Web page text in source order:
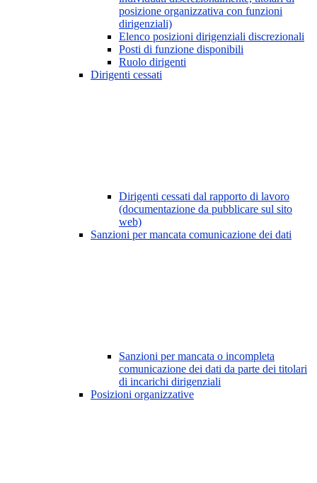
posizione organizzativa con funzioni
dirigenziali)
Elenco posizioni dirigenziali discrezionali
Posti di funzione disponibili
Ruolo dirigenti
Dirigenti cessati
Dirigenti cessati dal rapporto di lavoro
(documentazione da pubblicare sul sito
web)
Sanzioni per mancata comunicazione dei dati
Sanzioni per mancata o incompleta
comunicazione dei dati da parte dei titolari
di incarichi dirigenziali
Posizioni organizzative